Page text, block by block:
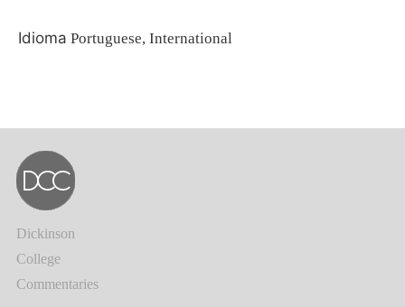
Idioma Portuguese, International
Dickinson
College
Commentaries